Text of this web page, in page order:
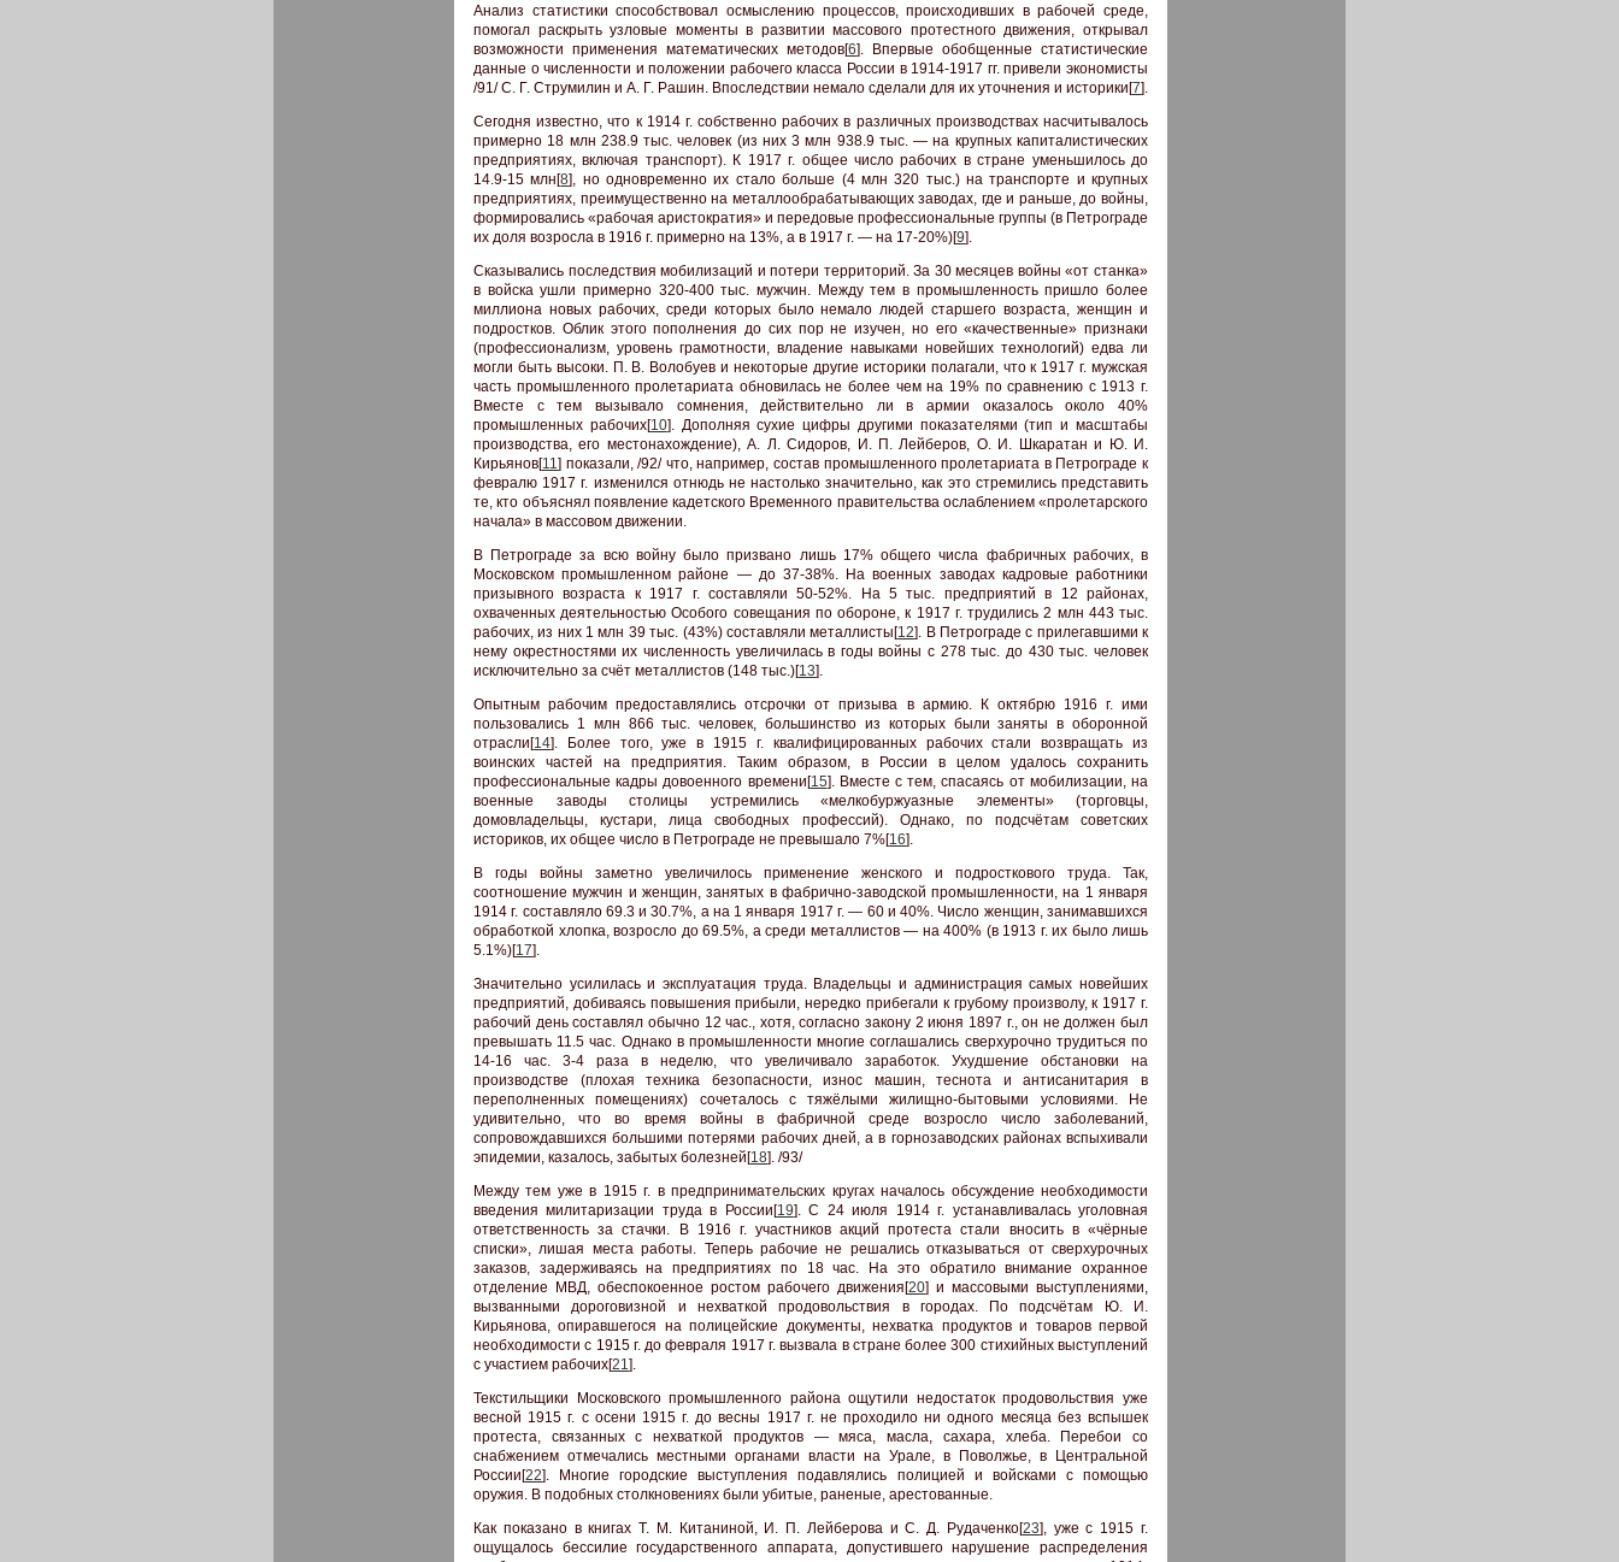
Анализ статистики способствовал осмыслению процессов, происходивших в рабочей среде,
помогал раскрыть узловые моменты в развитии массового протестного движения, открывал
возможности применения математических методов[6]. Впервые обобщенные статистические
данные о численности и положении рабочего класса России в 1914-1917 гг. привели экономисты
/91/ С. Г. Струмилин и А. Г. Рашин. Впоследствии немало сделали для их уточнения и историки[7].
Сегодня известно, что к 1914 г. собственно рабочих в различных производствах насчитывалось
примерно 18 млн 238.9 тыс. человек (из них 3 млн 938.9 тыс. — на крупных капиталистических
предприятиях, включая транспорт). К 1917 г. общее число рабочих в стране уменьшилось до
14.9-15 млн[8], но одновременно их стало больше (4 млн 320 тыс.) на транспорте и крупных
предприятиях, преимущественно на металлообрабатывающих заводах, где и раньше, до войны,
формировались «рабочая аристократия» и передовые профессиональные группы (в Петрограде
их доля возросла в 1916 г. примерно на 13%, а в 1917 г. — на 17-20%)[9].
Сказывались последствия мобилизаций и потери территорий. За 30 месяцев войны «от станка»
в войска ушли примерно 320-400 тыс. мужчин. Между тем в промышленность пришло более
миллиона новых рабочих, среди которых было немало людей старшего возраста, женщин и
подростков. Облик этого пополнения до сих пор не изучен, но его «качественные» признаки
(профессионализм, уровень грамотности, владение навыками новейших технологий) едва ли
могли быть высоки. П. В. Волобуев и некоторые другие историки полагали, что к 1917 г. мужская
часть промышленного пролетариата обновилась не более чем на 19% по сравнению с 1913 г.
Вместе с тем вызывало сомнения, действительно ли в армии оказалось около 40%
промышленных рабочих[10]. Дополняя сухие цифры другими показателями (тип и масштабы
производства, его местонахождение), A. Л. Сидоров, И. П. Лейберов, О. И. Шкаратан и Ю. И.
Кирьянов[11 ] показали, /92/ что, например, состав промышленного пролетариата в Петрограде к
февралю 1917 г. изменился отнюдь не настолько значительно, как это стремились представить
те, кто объяснял появление кадетского Временного правительства ослаблением «пролетарского
начала» в массовом движении.
В Петрограде за всю войну было призвано лишь 17% общего числа фабричных рабочих, в
Московском промышленном районе — до 37-38%. На военных заводах кадровые работники
призывного возраста к 1917 г. составляли 50-52%. На 5 тыс. предприятий в 12 районах,
охваченных деятельностью Особого совещания по обороне, к 1917 г. трудились 2 млн 443 тыс.
рабочих, из них 1 млн 39 тыс. (43%) составляли металлисты[12]. В Петрограде с прилегавшими к
нему окрестностями их численность увеличилась в годы войны с 278 тыс. до 430 тыс. человек
исключительно за счёт металлистов (148 тыс.)[13].
Опытным рабочим предоставлялись отсрочки от призыва в армию. К октябрю 1916 г. ими
пользовались 1 млн 866 тыс. человек, большинство из которых были заняты в оборонной
отрасли[14]. Более того, уже в 1915 г. квалифицированных рабочих стали возвращать из
воинских частей на предприятия. Таким образом, в России в целом удалось сохранить
профессиональные кадры довоенного времени[15]. Вместе с тем, спасаясь от мобилизации, на
военные заводы столицы устремились «мелкобуржуазные элементы» (торговцы,
домовладельцы, кустари, лица свободных профессий). Однако, по подсчётам советских
историков, их общее число в Петрограде не превышало 7%[16].
В годы войны заметно увеличилось применение женского и подросткового труда. Так,
соотношение мужчин и женщин, занятых в фабрично-заводской промышленности, на 1 января
1914 г. составляло 69.3 и 30.7%, а на 1 января 1917 г. — 60 и 40%. Число женщин, занимавшихся
обработкой хлопка, возросло до 69.5%, а среди металлистов — на 400% (в 1913 г. их было лишь
5.1%)[17].
Значительно усилилась и эксплуатация труда. Владельцы и администрация самых новейших
предприятий, добиваясь повышения прибыли, нередко прибегали к грубому произволу, к 1917 г.
рабочий день составлял обычно 12 час., хотя, согласно закону 2 июня 1897 г., он не должен был
превышать 11.5 час. Однако в промышленности многие соглашались сверхурочно трудиться по
14-16 час. 3-4 раза в неделю, что увеличивало заработок. Ухудшение обстановки на
производстве (плохая техника безопасности, износ машин, теснота и антисанитария в
переполненных помещениях) сочеталось с тяжёлыми жилищно-бытовыми условиями. Не
удивительно, что во время войны в фабричной среде возросло число заболеваний,
сопровождавшихся большими потерями рабочих дней, а в горнозаводских районах вспыхивали
эпидемии, казалось, забытых болезней[18]. /93/
Между тем уже в 1915 г. в предпринимательских кругах началось обсуждение необходимости
введения милитаризации труда в России[19]. С 24 июля 1914 г. устанавливалась уголовная
ответственность за стачки. В 1916 г. участников акций протеста стали вносить в «чёрные
списки», лишая места работы. Теперь рабочие не решались отказываться от сверхурочных
заказов, задерживаясь на предприятиях по 18 час. На это обратило внимание охранное
отделение МВД, обеспокоенное ростом рабочего движения[20] и массовыми выступлениями,
вызванными дороговизной и нехваткой продовольствия в городах. По подсчётам Ю. И.
Кирьянова, опиравшегося на полицейские документы, нехватка продуктов и товаров первой
необходимости с 1915 г. до февраля 1917 г. вызвала в стране более 300 стихийных выступлений
с участием рабочих[21 ].
Текстильщики Московского промышленного района ощутили недостаток продовольствия уже
весной 1915 г. с осени 1915 г. до весны 1917 г. не проходило ни одного месяца без вспышек
протеста, связанных с нехваткой продуктов — мяса, масла, сахара, хлеба. Перебои со
снабжением отмечались местными органами власти на Урале, в Поволжье, в Центральной
России[22]. Многие городские выступления подавлялись полицией и войсками с помощью
оружия. В подобных столкновениях были убитые, раненые, арестованные.
Как показано в книгах Т. М. Китаниной, И. П. Лейберова и С. Д. Рудаченко[23], уже с 1915 г.
ощущалось бессилие государственного аппарата, допустившего нарушение распределения